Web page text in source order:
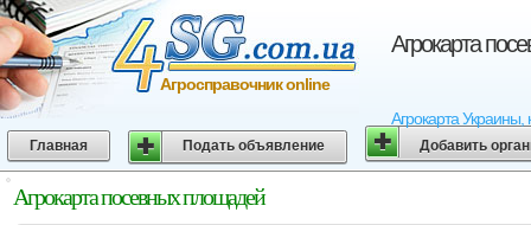
Агрокарта
Агрокарта
Агросправочник online
Главная Подать объявление Добавить
Агрокарта посевных площадей